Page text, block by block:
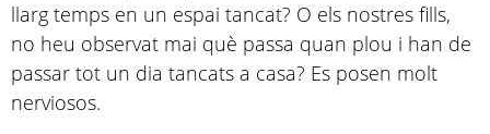
llarg temps en un espai tancat? O els nostres fills,
no heu observat mai què passa quan plou i han de
passar tot un dia tancats a casa? Es posen molt
nerviosos.